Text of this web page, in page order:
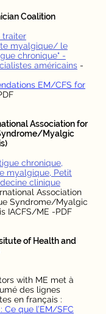
Coalition
traiter
myalgique/ le
chronique" -
américains -
EM/CFS for
Association for
Myalgic
chronique,
myalgique, Petit
clinique
Association
Syndrome/Myalgic
IACFS/ME -PDF
of Health and
with ME met à
des lignes
en français :
Ce que l’EM/SFC